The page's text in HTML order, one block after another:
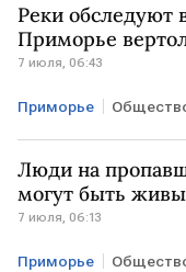
Реки обследуют
Приморье
7 июля, 06:43
Приморье
Люди на
могут быть
7 июля, 06:13
Приморье